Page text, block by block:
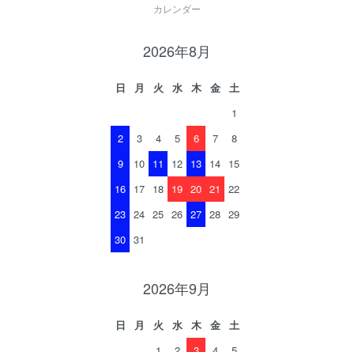
カレンダー
2026年8月
日 月 火 水 木 金
土
1
2
3 4 5 6 7
8
9
10 11 12 13 14 15
16 17 18 19 20 21
22
23 24 25 26 27 28 29
30 31
2026年9月
日 月 火 水 木 金
土